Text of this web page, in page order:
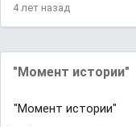
4 лет назад
"Момент истории"
"Момент истории"